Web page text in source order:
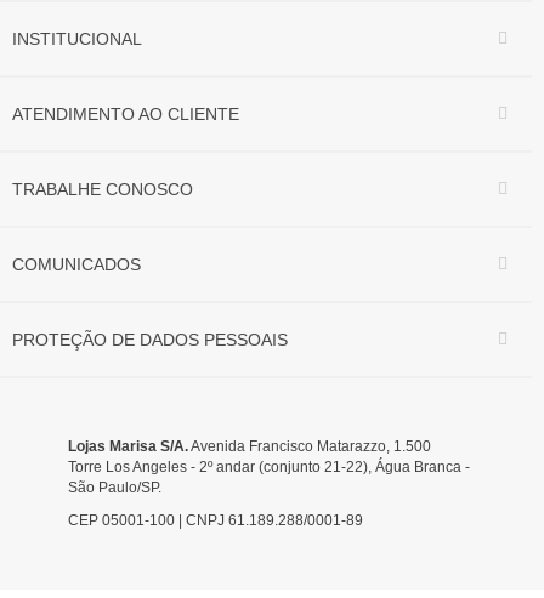
INSTITUCIONAL
ATENDIMENTO AO CLIENTE
TRABALHE CONOSCO
COMUNICADOS
PROTEÇÃO DE DADOS PESSOAIS
Lojas Marisa S/A.Avenida Francisco Matarazzo, 1.500
Torre Los Angeles - 2º andar (conjunto 21-22), Água Branca -
São Paulo/SP.
CEP 05001-100 | CNPJ 61.189.288/0001-89